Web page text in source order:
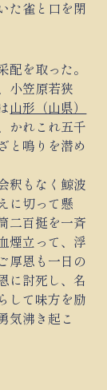
た雀と口を閉
配を取った。
小笠原若狭
山形（山県）
かれこれ五千
と鳴りを潜め
釈もなく鯨波
に切って懸
二百挺を一斉
煙立って、浮
厚恩も一日の
に討死し、名
して味方を励
気沸き起こ